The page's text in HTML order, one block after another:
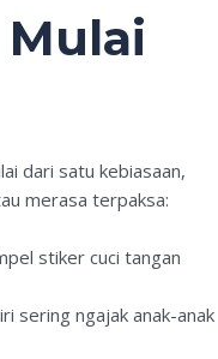
dari satu kebiasaan,
merasa terpaksa:
stiker cuci tangan
sering ngajak anak-anak